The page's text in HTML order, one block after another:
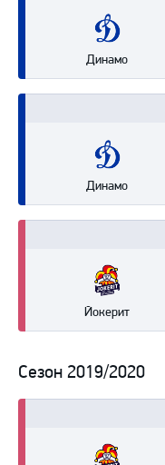
Динамо
Динамо
Йокерит
Сезон 2019/2020